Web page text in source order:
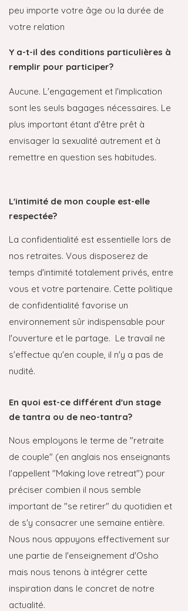
peu importe votre âge ou la durée de
votre relation
Y a-t-il des conditions particulières à
remplir pour participer?
Aucune. L'engagement et l'implication
sont les seuls bagages nécessaires. Le
plus important étant d'être prêt à
envisager la sexualité autrement et à
remettre en question ses habitudes.
L'intimité de mon couple est-elle
respectée?
La confidentialité est essentielle lors de
nos retraites. Vous disposerez de
temps d'intimité totalement privés, entre
vous et votre partenaire. Cette politique
de confidentialité favorise un
environnement sûr indispensable pour
l'ouverture et le partage. Le travail ne
s'effectue qu'en couple, il n'y a pas de
nudité.
En quoi est-ce différent d'un stage
de tantra ou de neo-tantra?
Nous employons le terme de "retraite
de couple" (en anglais nos enseignants
l'appellent "Making love retreat") pour
préciser combien il nous semble
important de "se retirer" du quotidien et
de s'y consacrer une semaine entière.
Nous nous appuyons effectivement sur
une partie de l'enseignement d'Osho
mais nous tenons à intégrer cette
inspiration dans le concret de notre
actualité.